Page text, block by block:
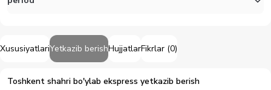
XususiyatlariYetkazib berishHujjatlarFikrlar (0)
Toshkent shahri bo'ylab ekspress yetkazib berish